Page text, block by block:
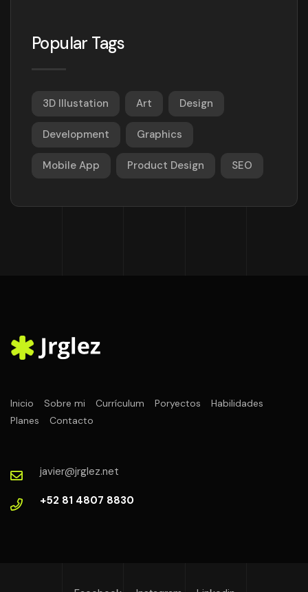
Popular Tags
3D Illustation Art Design
Development Graphics
Mobile App Product Design SEO
Inicio Sobre mi Currículum Poryectos
Habilidades
Planes
Contacto
javier@jrglez.net
+52 81 4807 8830